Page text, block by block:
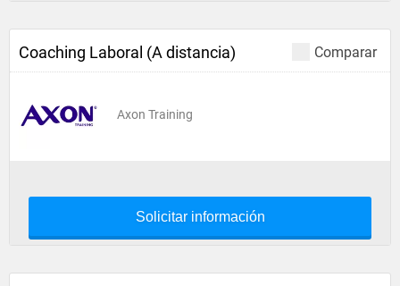
Comparar
Coaching Laboral (A distancia)
Axon Training
Solicitar información